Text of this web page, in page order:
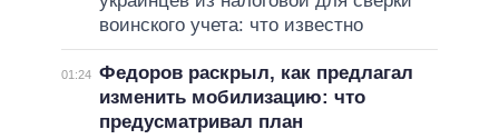
воинского учета: что известно
01:24 Федоров раскрыл, как предлагал
изменить мобилизацию: что
предусматривал план